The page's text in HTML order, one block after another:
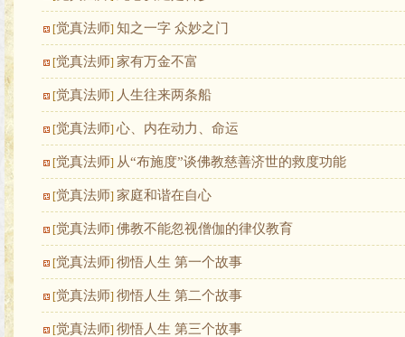
[觉真法师] 知之一字 众妙之门
[觉真法师] 家有万金不富
[觉真法师] 人生往来两条船
[觉真法师] 心、内在动力、命运
[觉真法师] 从“布施度”谈佛教慈善济世的救度功能
[觉真法师] 家庭和谐在自心
[觉真法师] 佛教不能忽视僧伽的律仪教育
[觉真法师] 彻悟人生 第一个故事
[觉真法师] 彻悟人生 第二个故事
[觉真法师] 彻悟人生 第三个故事